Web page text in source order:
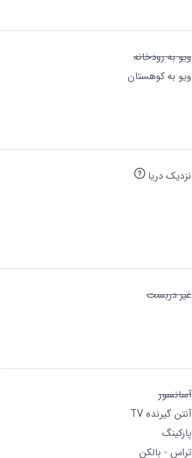
ویو به رودخانه
ویو به کوهستان
نزدیک دریا
غیر دربست
آسانسور
آنتن گیرنده TV
پارکینگ
تراس - بالکن